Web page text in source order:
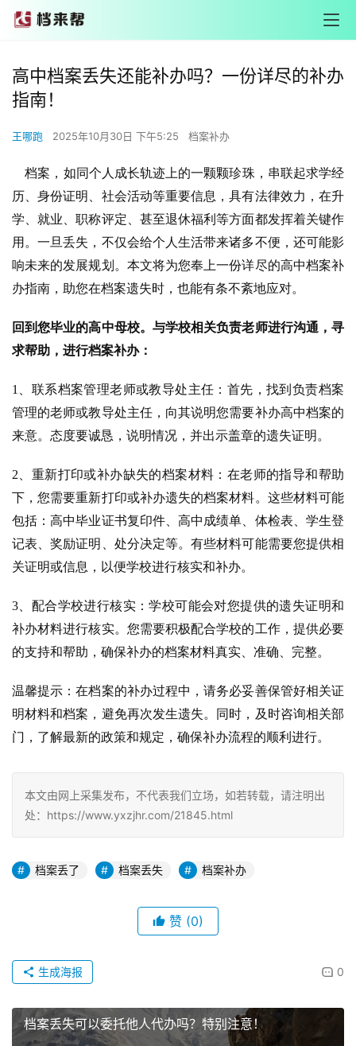
高中档案丢失还能补办吗？一份详尽的补办
指南！
王哪跑 2025年10月30日 下午5:25 档案补办
档案，如同个人成长轨迹上的一颗颗珍珠，串联起求学经
历、身份证明、社会活动等重要信息，具有法律效力，在升
学、就业、职称评定、甚至退休福利等方面都发挥着关键作
用。一旦丢失，不仅会给个人生活带来诸多不便，还可能影
响未来的发展规划。本文将为您奉上一份详尽的高中档案补
办指南，助您在档案遗失时，也能有条不紊地应对。
回到您毕业的高中母校。与学校相关负责老师进行沟通，寻
求帮助，进行档案补办：
1、联系档案管理老师或教导处主任：首先，找到负责档案
管理的老师或教导处主任，向其说明您需要补办高中档案的
来意。态度要诚恳，说明情况，并出示盖章的遗失证明。
2、重新打印或补办缺失的档案材料：在老师的指导和帮助
下，您需要重新打印或补办遗失的档案材料。这些材料可能
包括：高中毕业证书复印件、高中成绩单、体检表、学生登
记表、奖励证明、处分决定等。有些材料可能需要您提供相
关证明或信息，以便学校进行核实和补办。
3、配合学校进行核实：学校可能会对您提供的遗失证明和
补办材料进行核实。您需要积极配合学校的工作，提供必要
的支持和帮助，确保补办的档案材料真实、准确、完整。
温馨提示：在档案的补办过程中，请务必妥善保管好相关证
明材料和档案，避免再次发生遗失。同时，及时咨询相关部
门，了解最新的政策和规定，确保补办流程的顺利进行。
本文由网上采集发布，不代表我们立场，如若转载，请注明出
处：https://www.yxzjhr.com/21845.html
档案丢了 档案丢失 档案补办
赞 (0)
0
生成海报
档案丢失可以委托他人代办吗？特别注意！